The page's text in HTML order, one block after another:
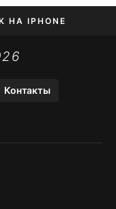
НА IPHONE
Контакты